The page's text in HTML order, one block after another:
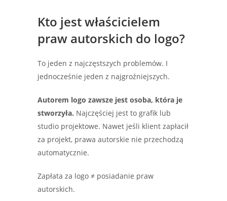
Kto jest właścicielem
praw autorskich do logo?
To jeden z najczęstszych problemów. I
jednocześnie jeden z najgroźniejszych.
Autorem logo zawsze jest osoba, która je
stworzyła. Najczęściej jest to grafik lub
studio projektowe. Nawet jeśli klient zapłacił
za projekt, prawa autorskie nie przechodzą
automatycznie.
Zapłata za logo ≠ posiadanie praw
autorskich.